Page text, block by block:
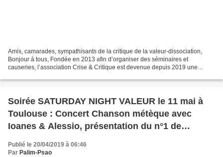
Amis, camarades, sympathisants de la critique de la valeur-dissociation,
Bonjour à tous, Fondée en 2013 afin d’organiser des séminaires et
causeries, l’association Crise & Critique est devenue depuis 2019 une
Soirée SATURDAY NIGHT VALEUR le 11 mai à
Toulouse : Concert Chanson métèque avec
Ioanes & Alessio, présentation du n°1 de
Jaggernaut et causerie autour d'un texte de
Roswitha Scholz, Le patriarcat producteur de
Publié le 20/04/2019 à 06:46
Par Palim-Psao